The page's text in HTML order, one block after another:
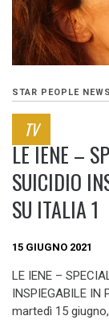
STAR PEOPLE NEWS
TV
LE IENE –
SUICIDIO
SU ITALIA 1
15 GIUGNO 2021
LE IENE –
INSPIEGABILE IN
martedì 15